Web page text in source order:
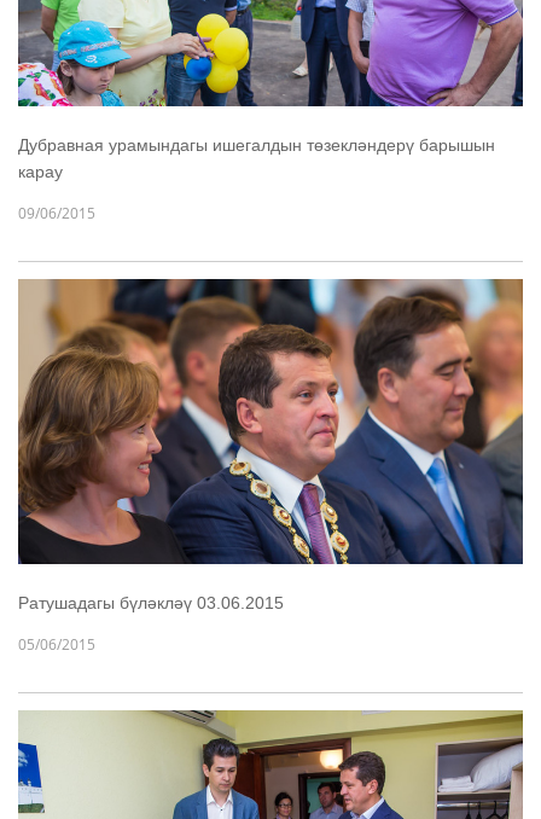
Дубравная урамындагы ишегалдын төзекләндерү барышын
карау
09/06/2015
Ратушадагы бүләкләү 03.06.2015
05/06/2015